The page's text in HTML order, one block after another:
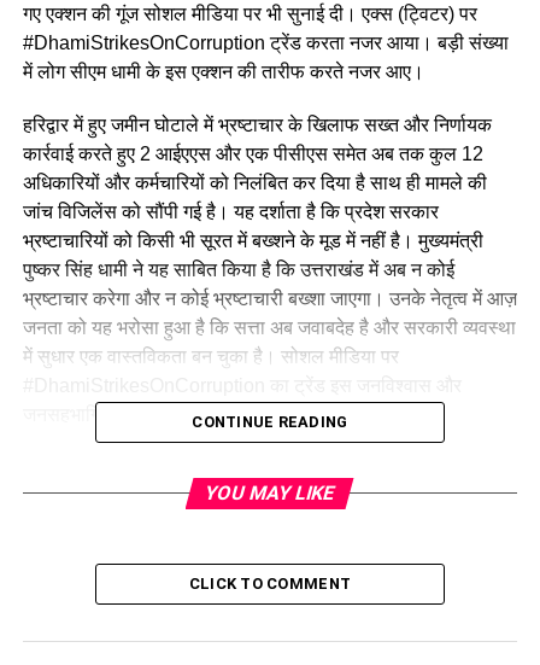
गए एक्शन की गूंज सोशल मीडिया पर भी सुनाई दी। एक्स (ट्विटर) पर
#DhamiStrikesOnCorruption ट्रेंड करता नजर आया। बड़ी संख्या
में लोग सीएम धामी के इस एक्शन की तारीफ करते नजर आए।
हरिद्वार में हुए जमीन घोटाले में भ्रष्टाचार के खिलाफ सख्त और निर्णायक
कार्रवाई करते हुए 2 आईएएस और एक पीसीएस समेत अब तक कुल 12
अधिकारियों और कर्मचारियों को निलंबित कर दिया है साथ ही मामले की
जांच विजिलेंस को सौंपी गई है। यह दर्शाता है कि प्रदेश सरकार
भ्रष्टाचारियों को किसी भी सूरत में बख्शने के मूड में नहीं है। मुख्यमंत्री
पुष्कर सिंह धामी ने यह साबित किया है कि उत्तराखंड में अब न कोई
भ्रष्टाचार करेगा और न कोई भ्रष्टाचारी बख्शा जाएगा। उनके नेतृत्व में आज़
जनता को यह भरोसा हुआ है कि सत्ता अब जवाबदेह है और सरकारी व्यवस्था
में सुधार एक वास्तविकता बन चुका है। सोशल मीडिया पर
जनसहभागिता की सशक्त अभिव्यक्ति है।
मोबाइल ऐप की शुरुआत की है। इस प्लेटफॉर्म से नागरिक सीधे भ्रष्टाचार
की शिकायत कर सकते हैं, और उन्हें गोपनीयता के साथ त्वरित न्याय मिल
रहा है। हरिद्वार जमीन घोटाले में की गई त्वरित और कठोर कार्रवाई ने यह
CONTINUE READING
YOU MAY LIKE
CLICK TO COMMENT